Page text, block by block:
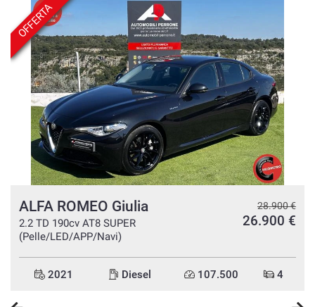
OFFERTA
ALFA ROMEO Giulia
2.2 TD 190cv AT8 SUPER
(Pelle/LED/APP/Navi)
28.900 €
26.900 €
2021 Diesel 107.500 4